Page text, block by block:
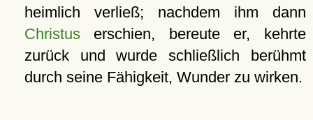
heimlich verließ; nachdem ihm dann
Christuserschien, bereute er, kehrte
zurück und wurde schließlich berühmt
durch seine Fähigkeit, Wunder zu wirken.